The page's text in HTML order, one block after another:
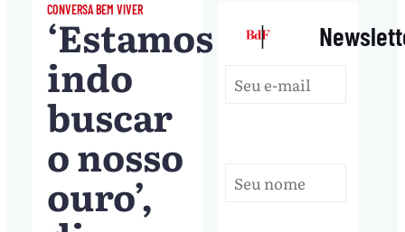
CONVERSA BEM VIVER
‘Estamos
indo
buscar
o nosso
ouro’,
|